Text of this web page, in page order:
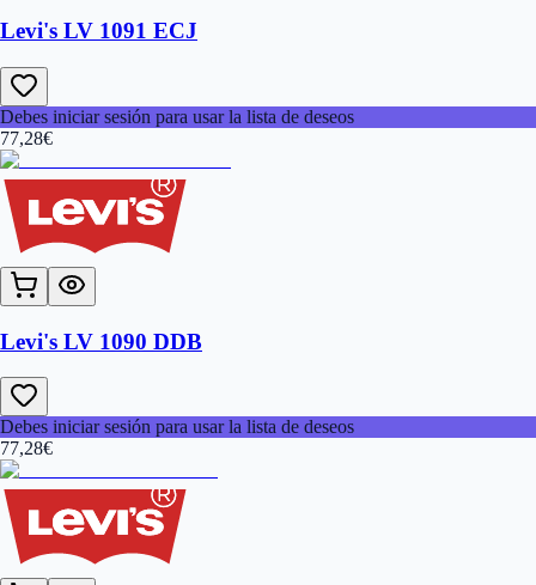
Levi's LV 1091 ECJ
Debes iniciar sesión para usar la lista de deseos
77,28€
Levi's LV 1090 DDB
Debes iniciar sesión para usar la lista de deseos
77,28€